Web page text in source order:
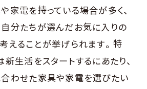
家電を持っている場合が多く、
分たちが選んだお気に入りの
えることが挙げられます。特
新生活をスタートするにあたり、
わせた家具や家電を選びたい